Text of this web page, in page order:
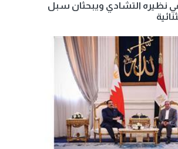
نظيره التشادي ويبحثان سبل